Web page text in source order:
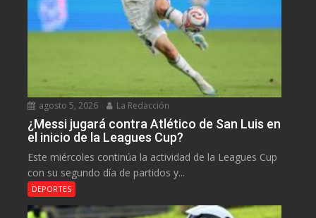
agosto 5, 2026 La Redacción
¿Messi jugará contra Atlético de San Luis en
el inicio de la Leagues Cup?
Este miércoles continúa la actividad de la Leagues Cup
con su segundo día de partidos y...
DEPORTES